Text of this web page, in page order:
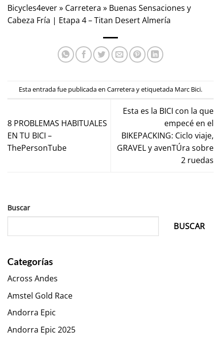
Bicycles4ever» Carretera » Buenas Sensaciones y
Cabeza Fría | Etapa 4 – Titan Desert Almería
Esta entrada fue publicada en Carreteray etiquetada Marc Bici.
8 PROBLEMAS HABITUALES
EN TU BICI –
ThePersonTube
Esta es la BICI con la que
empecé en el
BIKEPACKING: Ciclo viaje,
GRAVEL y avenTÚra sobre
2 ruedas
Buscar
BUSCAR
Categorías
Across Andes
Amstel Gold Race
Andorra Epic
Andorra Epic 2025